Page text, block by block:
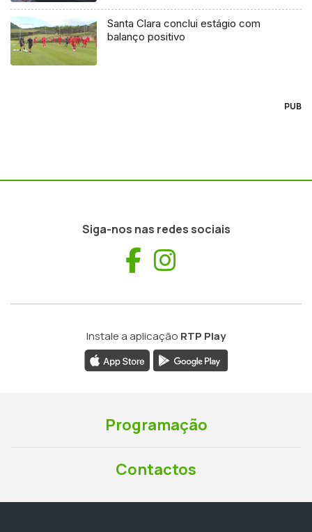
Santa Clara conclui estágio com
balanço positivo
PUB
Siga-nos nas redes sociais
Facebook
Instale a aplicação RTP Play
Programação
Contactos